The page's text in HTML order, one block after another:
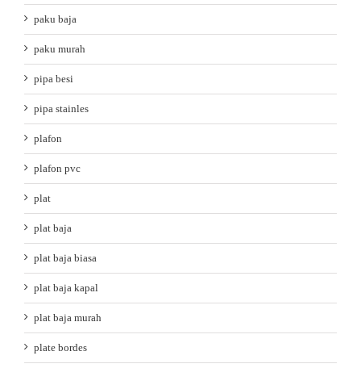
paku baja
paku murah
pipa besi
pipa stainles
plafon
plafon pvc
plat
plat baja
plat baja biasa
plat baja kapal
plat baja murah
plate bordes